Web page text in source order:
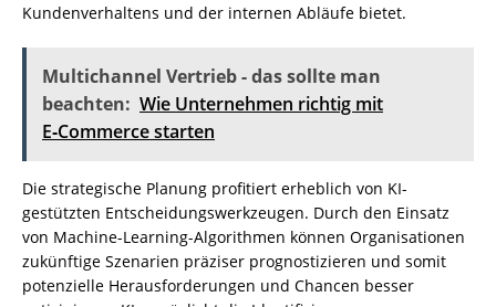
Kundenverhaltens und der internen Abläufe bietet.
Multichannel Vertrieb - das sollte man
beachten: Wie Unternehmen richtig mit
E‑Commerce starten
Die strategische Planung profitiert erheblich von KI-
gestützten Entscheidungswerkzeugen. Durch den Einsatz
von Machine-Learning-Algorithmen können Organisationen
zukünftige Szenarien präziser prognostizieren und somit
potenzielle Herausforderungen und Chancen besser